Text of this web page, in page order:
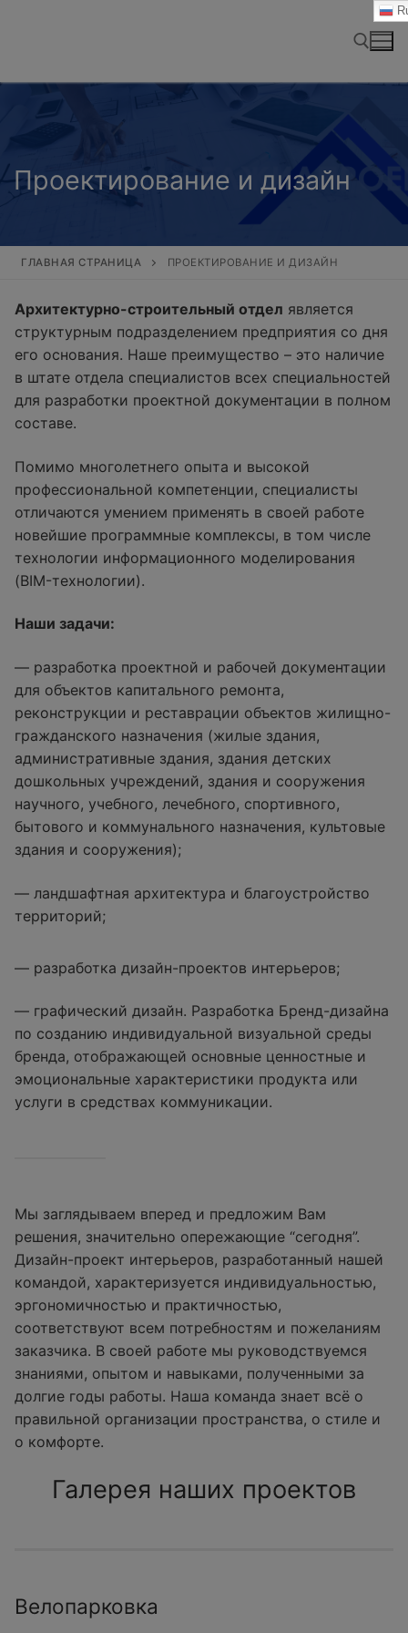
Проектирование и дизайн
ГЛАВНАЯ СТРАНИЦА ПРОЕКТИРОВАНИЕ И ДИЗАЙН
Архитектурно-строительный отдел является
структурным подразделением предприятия со дня
его основания. Наше преимущество – это наличие
в штате отдела специалистов всех специальностей
для разработки проектной документации в полном
составе.
Помимо многолетнего опыта и высокой
профессиональной компетенции, специалисты
отличаются умением применять в своей работе
новейшие программные комплексы, в том числе
технологии информационного моделирования
(BIM-технологии).
Наши задачи:
— разработка проектной и рабочей документации
для объектов капитального ремонта,
реконструкции и реставрации объектов жилищно-
гражданского назначения (жилые здания,
административные здания, здания детских
дошкольных учреждений, здания и сооружения
научного, учебного, лечебного, спортивного,
бытового и коммунального назначения, культовые
здания и сооружения);
— ландшафтная архитектура и благоустройство
территорий;
— разработка дизайн-проектов интерьеров;
— графический дизайн. Разработка Бренд-дизайна
по созданию индивидуальной визуальной среды
бренда, отображающей основные ценностные и
эмоциональные характеристики продукта или
услуги в средствах коммуникации.
Мы заглядываем вперед и предложим Вам
решения, значительно опережающие “сегодня”.
Дизайн-проект интерьеров, разработанный нашей
командой, характеризуется индивидуальностью,
эргономичностью и практичностью,
соответствуют всем потребностям и пожеланиям
заказчика. В своей работе мы руководствуемся
знаниями, опытом и навыками, полученными за
долгие годы работы. Наша команда знает всё о
правильной организации пространства, о стиле и
о комфорте.
Галерея наших проектов
Велопарковка